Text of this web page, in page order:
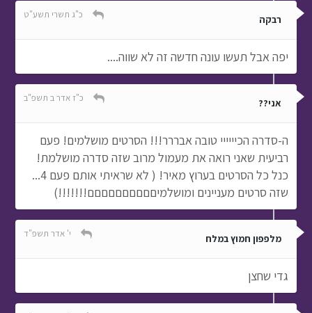
רבקה כ"ג תשרי תשע"ט
יפה אבל תעשו עונה חדשה זה לא שווה....
אני?? כ"ז אדר ב תשפ"ב
ה-סדרה הכיייייי טובה אבררר!!! הסרטים מושלמים! פעם
רביעית שאני רואה את מעמול מרוב שזה סדרה מושלמת!
כנל כל הסרטים בערוץ מאיר! ( לא שראיתי אותם פעם 4...
שזה סרטים מעניינים ומושלמיםםםםםםםםםם!!!!!!!)
מלפפון חמוץ במלח י' אדר תשפ"ד
גדי שחצן